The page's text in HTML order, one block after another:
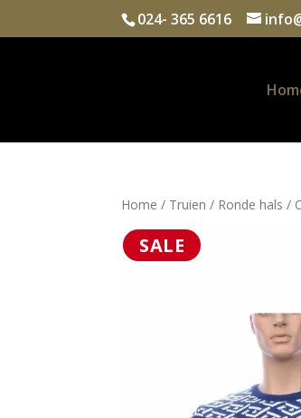
024- 365 6616
Home / Truien / Ronde hals /
SALE